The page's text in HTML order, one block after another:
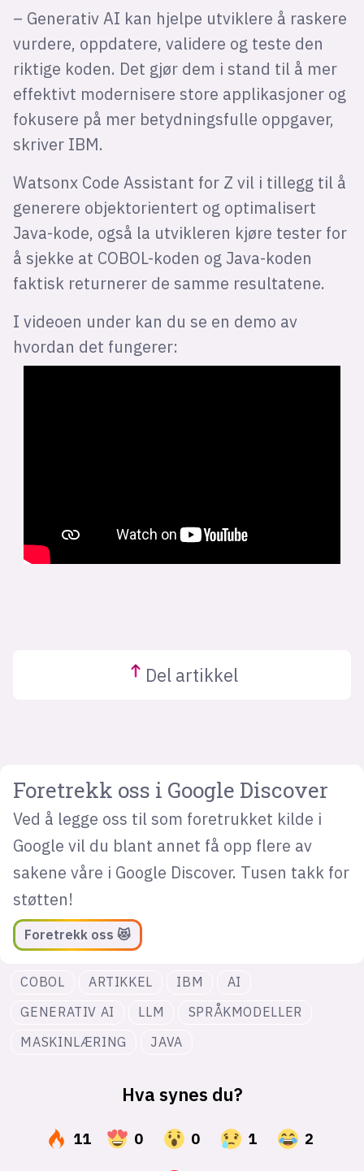
– Generativ AI kan hjelpe utviklere å raskere
vurdere, oppdatere, validere og teste den
riktige koden. Det gjør dem i stand til å mer
effektivt modernisere store applikasjoner og
fokusere på mer betydningsfulle oppgaver,
skriver IBM.
Watsonx Code Assistant for Z vil i tillegg til å
generere objektorientert og optimalisert
Java-kode, også la utvikleren kjøre tester for
å sjekke at COBOL-koden og Java-koden
faktisk returnerer de samme resultatene.
I videoen under kan du se en demo av
hvordan det fungerer:
Del artikkel
Foretrekk oss i Google Discover
Ved å legge oss til som foretrukket kilde i
Google vil du blant annet få opp flere av
sakene våre i Google Discover. Tusen takk for
støtten!
Foretrekk oss 😻
COBOL ARTIKKEL IBM
AI
GENERATIV AI
LLM
SPRÅKMODELLER
MASKINLÆRING
JAVA